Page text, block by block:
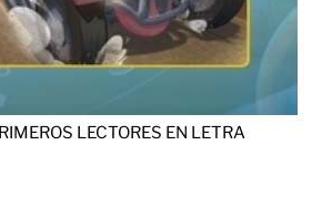
LECTORES EN LETRA